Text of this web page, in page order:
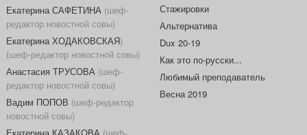
Екатерина САФЕТИНА(шеф-
редактор новостной совы)
Екатерина ХОДАКОВСКАЯ)
(шеф-редактор новостной совы)
Анастасия ТРУСОВА(шеф-
редактор новостной совы)
Вадим ПОПОВ (шеф-редактор
новостной совы)
Стажировки
Альтернатива
Dux 20-19
Как это по-русски...
Любимый преподаватель
Весна 2019